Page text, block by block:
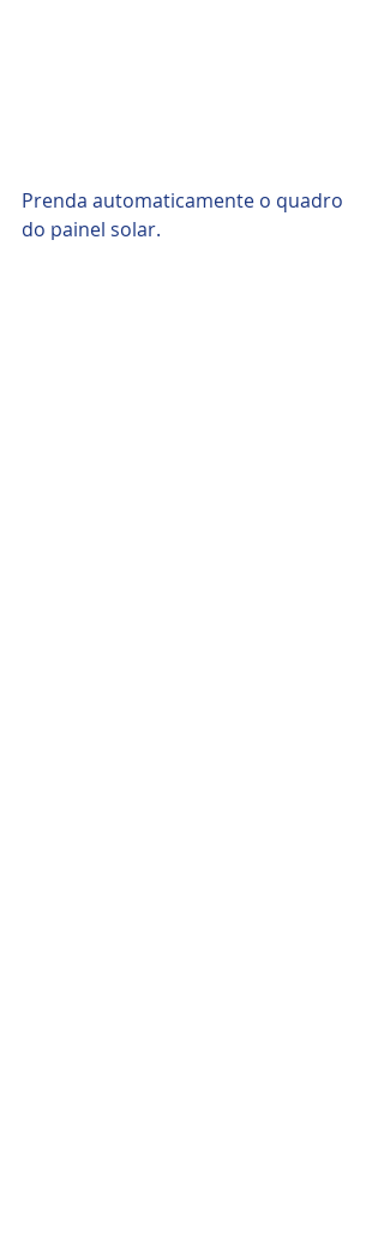
Prenda automaticamente o quadro
do painel solar.